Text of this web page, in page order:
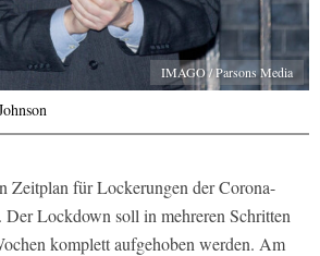
IMAGO / Parsons Media
Zeitplan für Lockerungen der Corona-
Der Lockdown soll in mehreren Schritten
komplett aufgehoben werden. Am